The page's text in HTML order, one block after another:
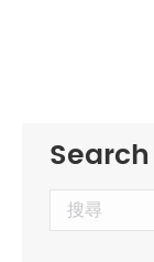
Search
Search: